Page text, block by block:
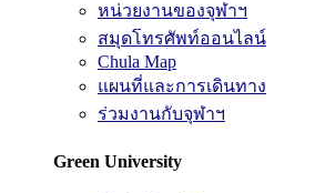
หน่วยงานของจุฬาฯ
สมุดโทรศัพท์ออนไลน์
Chula Map
แผนที่และการเดินทาง
ร่วมงานกับจุฬาฯ
Green University